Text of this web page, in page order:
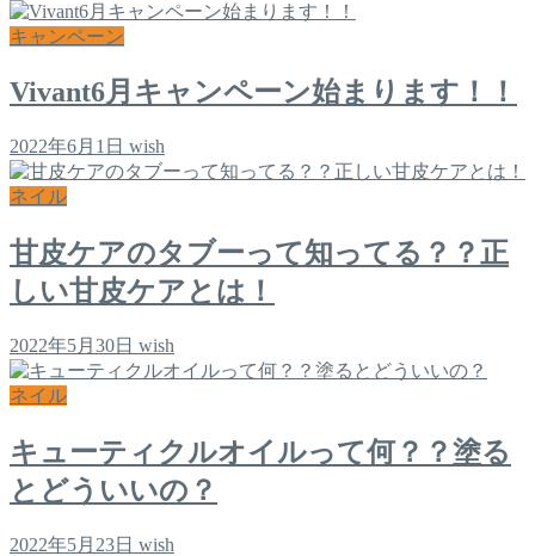
キャンペーン
Vivant6月キャンペーン始まります！！
2022年6月1日 wish
ネイル
甘皮ケアのタブーって知ってる？？正
しい甘皮ケアとは！
2022年5月30日 wish
ネイル
キューティクルオイルって何？？塗る
とどういいの？
2022年5月23日 wish